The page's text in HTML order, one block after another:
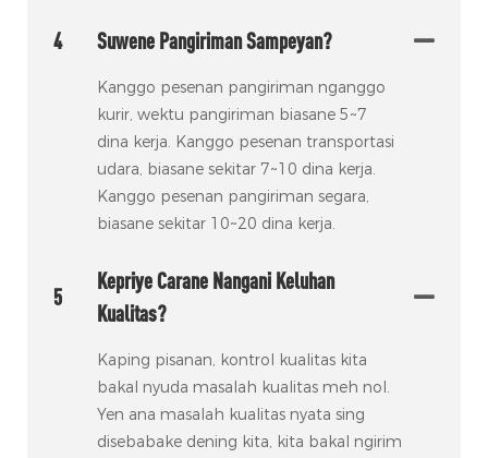
4 Suwene Pangiriman Sampeyan?
Kanggo pesenan pangiriman nganggo
kurir, wektu pangiriman biasane 5~7
dina kerja. Kanggo pesenan transportasi
udara, biasane sekitar 7~10 dina kerja.
Kanggo pesenan pangiriman segara,
biasane sekitar 10~20 dina kerja.
5
Kepriye Carane Nangani Keluhan
Kualitas?
Kaping pisanan, kontrol kualitas kita
bakal nyuda masalah kualitas meh nol.
Yen ana masalah kualitas nyata sing
disebabake dening kita, kita bakal ngirim